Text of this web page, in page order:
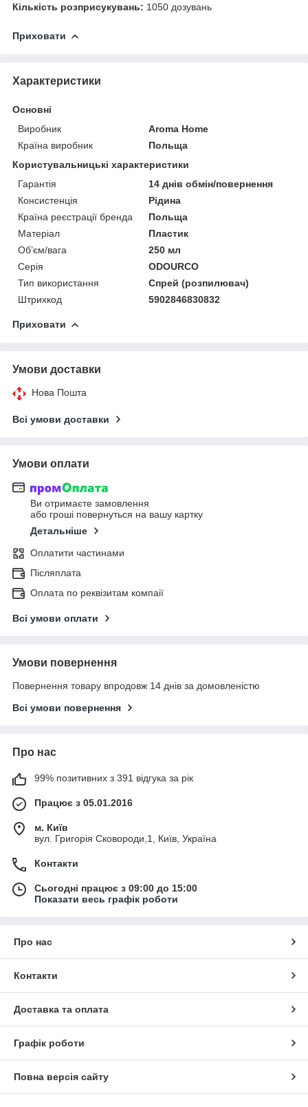
Кількість розприсукувань: 1050 дозувань
Приховати
Характеристики
Основні
Виробник
Aroma Home
Країна виробник
Польща
Користувальницькі характеристики
Гарантія
14 днів обмін/повернення
Консистенція
Рідина
Країна реєстрації бренда
Польща
Матеріал
Пластик
Об’єм/вага
250 мл
Серія
ODOURCO
Тип використання
Спрей (розпилювач)
Штрихкод
5902846830832
Приховати
Умови доставки
Нова Пошта
Всі умови доставки
Умови оплати
Ви отримаєте замовлення
або гроші повернуться на вашу картку
Детальніше
Оплатити частинами
Післяплата
Оплата по реквізитам компаії
Всі умови оплати
Умови повернення
Повернення товару впродовж 14 днів за домовленістю
Всі умови повернення
Про нас
99% позитивних з 391 відгука за рік
Працює з 05.01.2016
м. Київ
вул. Григорія Сковороди,1, Київ, Україна
Контакти
Сьогодні працює з 09:00 до 15:00
Показати весь графік роботи
Про нас
Контакти
Доставка та оплата
Графік роботи
Повна версія сайту